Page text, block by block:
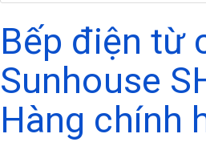
Bếp điện từ
Sunhouse
Hàng chính